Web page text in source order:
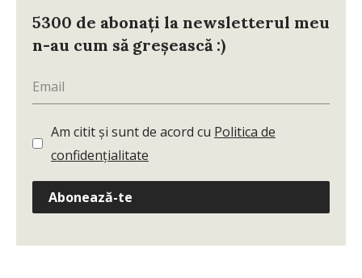
5300 de abonați la newsletterul meu
n-au cum să greșească :)
Am citit și sunt de acord cu Politica de
confidențialitate
Abonează-te